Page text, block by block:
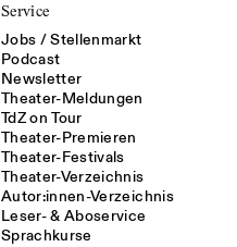
Service
Jobs / Stellenmarkt
Podcast
Newsletter
Theater-Meldungen
TdZ on Tour
Theater-Premieren
Theater-Festivals
Theater-Verzeichnis
Autor:innen-Verzeichnis
Leser- & Aboservice
Sprachkurse